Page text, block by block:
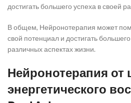
достигать большего успеха в своей
В общем, Нейронотерапия может
свой потенциал и достигать
различных аспектах жизни.
Нейронотерапия от
энергетического